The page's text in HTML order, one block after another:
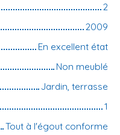
2
2009
En excellent état
Non meublé
Jardin, terrasse
1
Tout à l'égout conforme